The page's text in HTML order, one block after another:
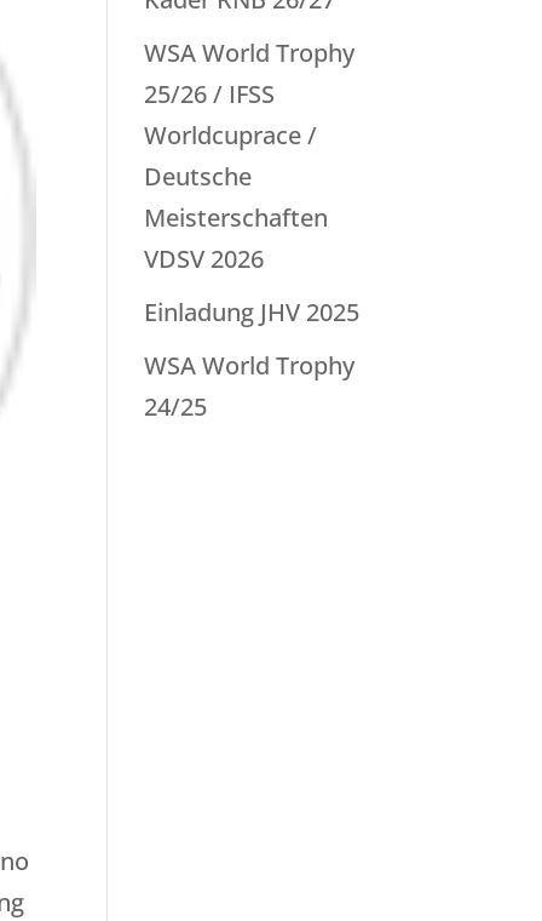
WSA World Trophy
25/26 / IFSS
Worldcuprace /
Deutsche
Meisterschaften
VDSV 2026
Einladung JHV 2025
WSA World Trophy
24/25